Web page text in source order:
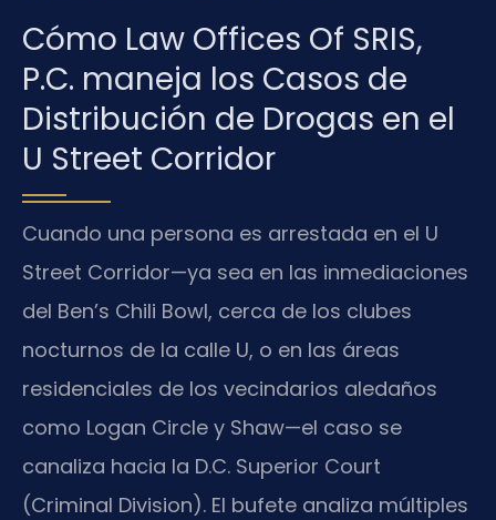
Cómo Law Offices Of SRIS,
P.C. maneja los Casos de
Distribución de Drogas en el
U Street Corridor
Cuando una persona es arrestada en el U
Street Corridor—ya sea en las inmediaciones
del Ben’s Chili Bowl, cerca de los clubes
nocturnos de la calle U, o en las áreas
residenciales de los vecindarios aledaños
como Logan Circle y Shaw—el caso se
canaliza hacia la D.C. Superior Court
(Criminal Division). El bufete analiza múltiples